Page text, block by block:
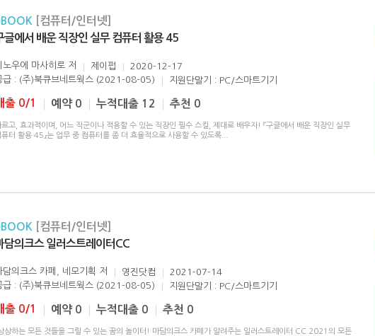
[컴퓨터/인터넷]
글에서 배운 직장인 실무 컴퓨터 활용 45
노우에 마사히로 저 제이펍
2020-12-17
급 : (주)북큐브네트웍스 (2021-08-05)
지원단말기 : PC/스마트기기
출 0/1 예약 0 누적대출 12 추천 0
르고, 효과적이며, 어느 직군이나 적용할 수 있는 직장인 필수 스킬, 제대로 배우자! 『구글에서 배운 직장인 실무
퓨터 활용 45』는 업무 중 컴퓨터를 좀 더 효율적으로 사용할 수 있도록
[컴퓨터/인터넷]
담의크스 일러스트레이터CC
담의크스 카페, 네모기획 저 영진닷컴
2021-07-14
급 : (주)북큐브네트웍스 (2021-08-05)
지원단말기 : PC/스마트기기
출 0/1 예약 0 누적대출 0 추천 0
상하는 모든 것들을 그릴 수 있는 꿈의 놀이터! 마담의크스 카페가 알려주는 일러스트레이터 CC 2021의 모든